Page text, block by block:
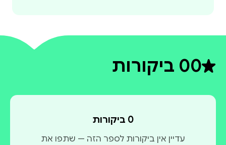
0דירוג ממוצע 0 מתוך 5
0 ביקורות
0 ביקורות
עדיין אין ביקורות לספר הזה — שתפו את